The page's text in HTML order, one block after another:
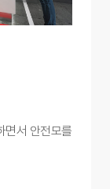
면서 안전모를